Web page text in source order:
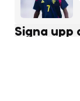
Signa upp